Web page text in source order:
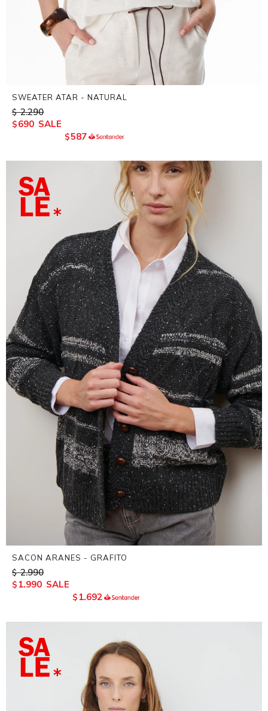
SWEATER ATAR - NATURAL
$ 2.290
$690
$587
SACON ARANES - GRAFITO
$ 2.990
$ 1.990
$ 1.692